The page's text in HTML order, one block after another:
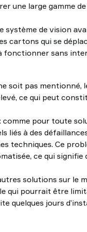
une large gamme
système de vision
cartons qui se
sans
soit pas
ce qui peut
comme pour toute
liés à des
techniques. Ce
ce qui
solutions sur le
qui pourrait être
quelques jours